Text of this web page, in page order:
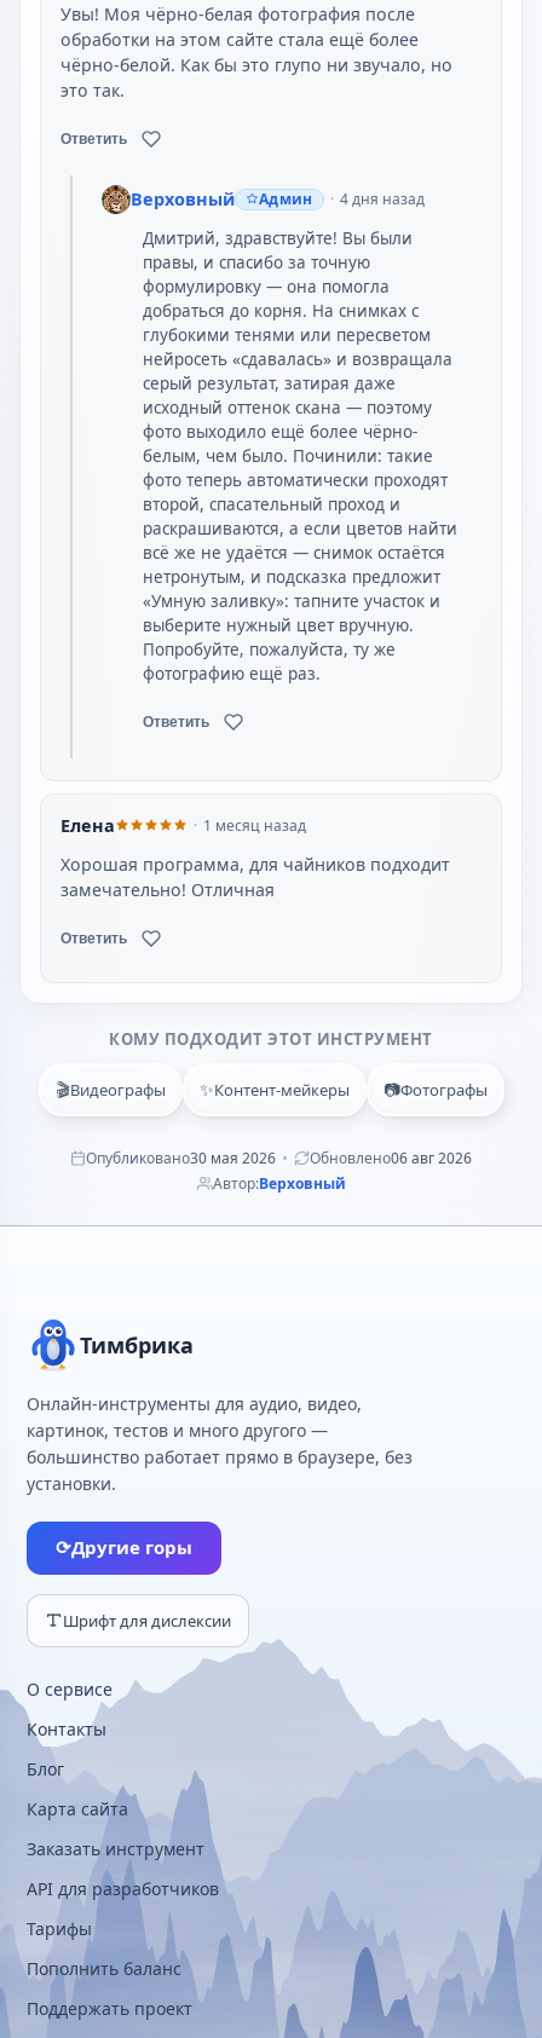
Увы! Моя чёрно-белая фотография после
обработки на этом сайте стала ещё более
чёрно-белой. Как бы это глупо ни звучало, но
это так.
Ответить
Верховный Админ 4 дня назад
Дмитрий, здравствуйте! Вы были
правы, и спасибо за точную
формулировку — она помогла
добраться до корня. На снимках с
глубокими тенями или пересветом
нейросеть «сдавалась» и возвращала
серый результат, затирая даже
исходный оттенок скана — поэтому
фото выходило ещё более чёрно-
белым, чем было. Починили: такие
фото теперь автоматически проходят
второй, спасательный проход и
раскрашиваются, а если цветов найти
всё же не удаётся — снимок остаётся
нетронутым, и подсказка предложит
«Умную заливку»: тапните участок и
выберите нужный цвет вручную.
Попробуйте, пожалуйста, ту же
фотографию ещё раз.
Ответить
Елена 1 месяц назад
Хорошая программа, для чайников подходит
замечательно! Отличная
Ответить
КОМУ ПОДХОДИТ ЭТОТ ИНСТРУМЕНТ
🎬Видеографы ✨Контент-мейкеры 📷Фотографы
Опубликовано30 мая 2026 Обновлено06 авг 2026
Автор:Верховный
Тимбрика
Онлайн-инструменты для аудио, видео,
картинок, тестов и много другого —
большинство работает прямо в браузере, без
установки.
⟳Другие горы
Шрифт для дислексии
О сервисе
Контакты
Блог
Карта сайта
Заказать инструмент
API для разработчиков
Тарифы
Пополнить баланс
Поддержать проект